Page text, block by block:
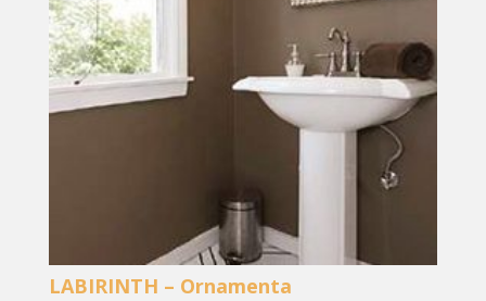
LABIRINTH – Ornamenta